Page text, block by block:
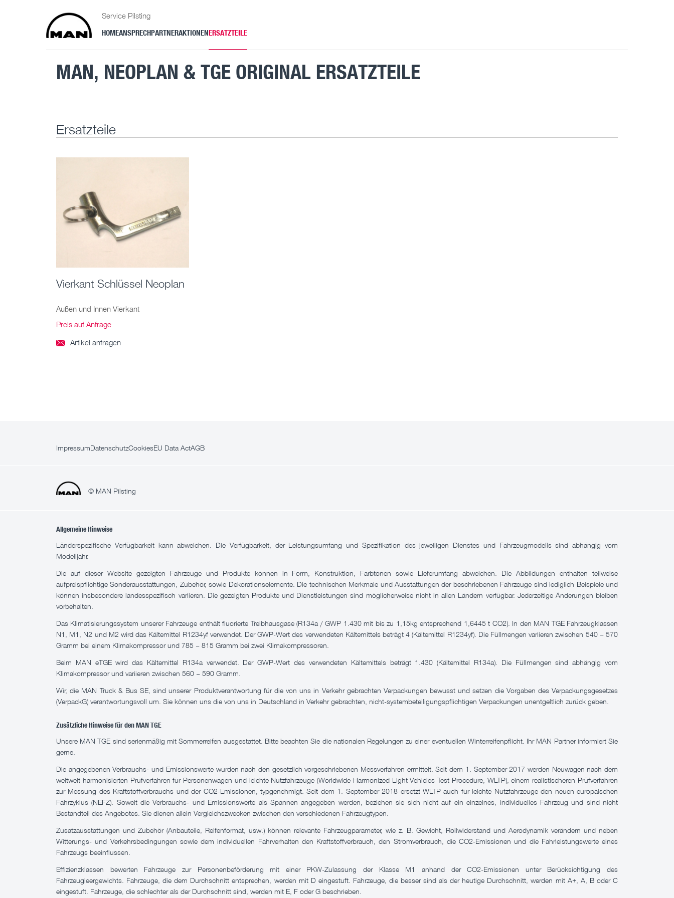
Service Pilsting
HOMEANSPRECHPARTNERAKTIONENERSATZTEILE
MAN, NEOPLAN & TGE ORIGINAL ERSATZTEILE
Ersatzteile
Vierkant Schlüssel Neoplan
Außen und Innen Vierkant
Preis auf Anfrage
 Artikel anfragen
ImpressumDatenschutzCookiesEU Data ActAGB
© MAN Pilsting
Allgemeine Hinweise
Länderspezifische Verfügbarkeit kann abweichen. Die Verfügbarkeit, der Leistungsumfang und Spezifikation des jeweiligen Dienstes und Fahrzeugmodells sind abhängig vom
Modelljahr.
Die auf dieser Website gezeigten Fahrzeuge und Produkte können in Form, Konstruktion, Farbtönen sowie Lieferumfang abweichen. Die Abbildungen enthalten teilweise
aufpreispflichtige Sonderausstattungen, Zubehör, sowie Dekorationselemente. Die technischen Merkmale und Ausstattungen der beschriebenen Fahrzeuge sind lediglich Beispiele und
können insbesondere landesspezifisch variieren. Die gezeigten Produkte und Dienstleistungen sind möglicherweise nicht in allen Ländern verfügbar. Jederzeitige Änderungen bleiben
vorbehalten.
Das Klimatisierungssystem unserer Fahrzeuge enthält fluorierte Treibhausgase (R134a / GWP 1.430 mit bis zu 1,15kg entsprechend 1,6445 t CO2). In den MAN TGE Fahrzeugklassen
N1, M1, N2 und M2 wird das Kältemittel R1234yf verwendet. Der GWP-Wert des verwendeten Kältemittels beträgt 4 (Kältemittel R1234yf). Die Füllmengen variieren zwischen 540 – 570
Gramm bei einem Klimakompressor und 785 – 815 Gramm bei zwei Klimakompressoren.
Beim MAN eTGE wird das Kältemittel R134a verwendet. Der GWP-Wert des verwendeten Kältemittels beträgt 1.430 (Kältemittel R134a). Die Füllmengen sind abhängig vom
Klimakompressor und variieren zwischen 560 – 590 Gramm.
Wir, die MAN Truck & Bus SE, sind unserer Produktverantwortung für die von uns in Verkehr gebrachten Verpackungen bewusst und setzen die Vorgaben des Verpackungsgesetzes
(VerpackG) verantwortungsvoll um. Sie können uns die von uns in Deutschland in Verkehr gebrachten, nicht-systembeteiligungspflichtigen Verpackungen unentgeltlich zurück geben.
Zusätzliche Hinweise für den MAN TGE
Unsere MAN TGE sind serienmäßig mit Sommerreifen ausgestattet. Bitte beachten Sie die nationalen Regelungen zu einer eventuellen Winterreifenpflicht. Ihr MAN Partner informiert Sie
gerne.
Die angegebenen Verbrauchs- und Emissionswerte wurden nach den gesetzlich vorgeschriebenen Messverfahren ermittelt. Seit dem 1. September 2017 werden Neuwagen nach dem
weltweit harmonisierten Prüfverfahren für Personenwagen und leichte Nutzfahrzeuge (Worldwide Harmonized Light Vehicles Test Procedure, WLTP), einem realistischeren Prüfverfahren
zur Messung des Kraftstoffverbrauchs und der CO2-Emissionen, typgenehmigt. Seit dem 1. September 2018 ersetzt WLTP auch für leichte Nutzfahrzeuge den neuen europäischen
Fahrzyklus (NEFZ). Soweit die Verbrauchs- und Emissionswerte als Spannen angegeben werden, beziehen sie sich nicht auf ein einzelnes, individuelles Fahrzeug und sind nicht
Bestandteil des Angebotes. Sie dienen allein Vergleichszwecken zwischen den verschiedenen Fahrzeugtypen.
Zusatzausstattungen und Zubehör (Anbauteile, Reifenformat, usw.) können relevante Fahrzeugparameter, wie z. B. Gewicht, Rollwiderstand und Aerodynamik verändern und neben
Witterungs- und Verkehrsbedingungen sowie dem individuellen Fahrverhalten den Kraftstoffverbrauch, den Stromverbrauch, die CO2-Emissionen und die Fahrleistungswerte eines
Fahrzeugs beeinflussen.
Effizienzklassen bewerten Fahrzeuge zur Personenbeförderung mit einer PKW-Zulassung der Klasse M1 anhand der CO2-Emissionen unter Berücksichtigung des
Fahrzeugleergewichts. Fahrzeuge, die dem Durchschnitt entsprechen, werden mit D eingestuft. Fahrzeuge, die besser sind als der heutige Durchschnitt, werden mit A+, A, B oder C
eingestuft. Fahrzeuge, die schlechter als der Durchschnitt sind, werden mit E, F oder G beschrieben.